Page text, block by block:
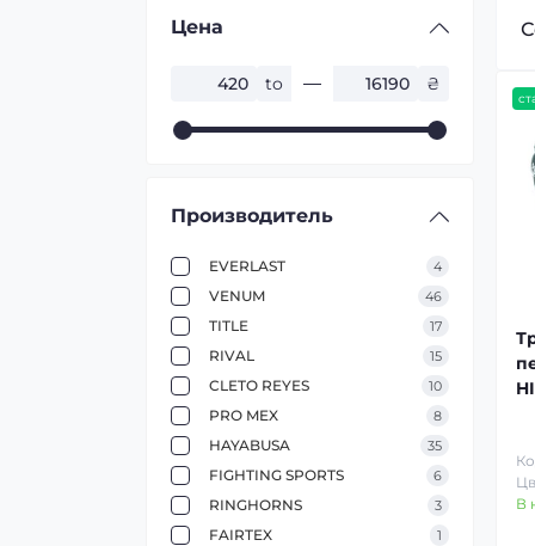
Цена
to ₴
Производитель
EVERLAST 4
VENUM 46
TITLE 17
RIVAL 15
CLETO REYES 10
PRO MEX 8
HAYABUSA 35
FIGHTING SPORTS 6
RINGHORNS 3
FAIRTEX 1
В